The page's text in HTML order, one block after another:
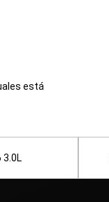
está
3.0L